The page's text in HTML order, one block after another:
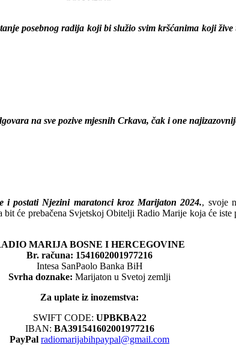
posebnog radija koji bi služio svim kršćanima koji žive
na sve pozive mjesnih Crkava, čak i one
i postati Njezini maratonci kroz Marijaton 2024., svoje
će prebačena Svjetskoj Obitelji Radio Marije koja će iste
MARIJA BOSNE I HERCEGOVINE
Br. računa: 1541602001977216
Intesa SanPaolo Banka BiH
Svrha doznake: Marijaton u Svetoj zemlji
Za uplate iz inozemstva:
SWIFT CODE: UPBKBA22
IBAN: BA391541602001977216
PayPal radiomarijabihpaypal@gmail.com